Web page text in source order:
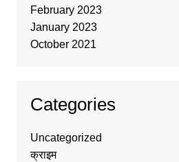
February 2023
January 2023
October 2021
Categories
Uncategorized
क्राइम